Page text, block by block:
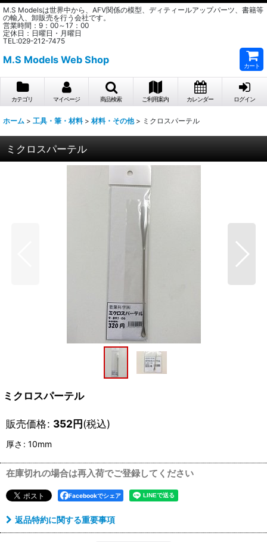
M.S Modelsは世界中から、AFV関係の模型、ディティールアップパーツ、書籍等
の輸入、卸販売を行う会社です。
営業時間：9：00～17：00
定休日：日曜日・月曜日
TEL:029-212-7475
M.S Models Web Shop
カート
カテゴリ マイページ 商品検索 ご利用案内 カレンダー ログイン
ホーム > 工具・筆・材料 > 材料・その他 > ミクロスパーテル
ミクロスパーテル
ミクロスパーテル
販売価格: 352円(税込)
厚さ : 10mm
在庫切れの場合は再入荷でご登録してください
Facebookでシェア
返品特約に関する重要事項